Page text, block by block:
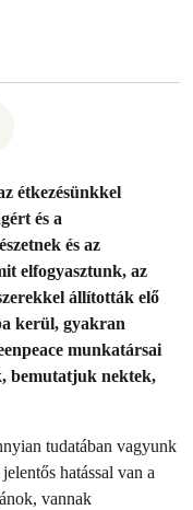
étkezésünkkel
és a
és az
elfogyasztunk, az
állították elő
kerül, gyakran
munkatársai
bemutatjuk nektek,
tudatában vagyunk
hatással van a
vannak